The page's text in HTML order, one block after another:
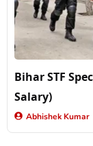
Bihar STF
Salary)
Abhishek Kumar